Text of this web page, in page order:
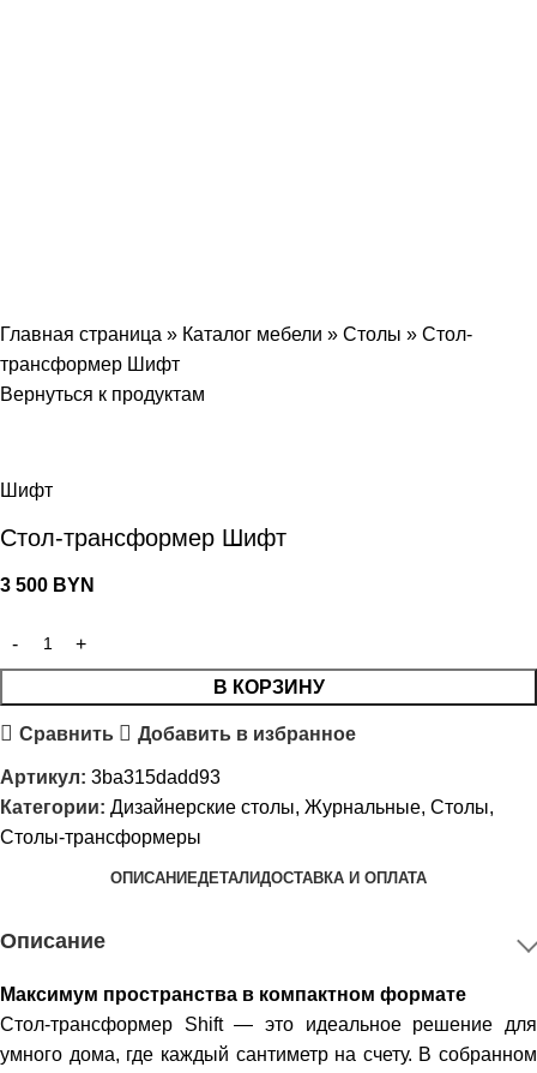
Главная страница » Каталог мебели » Столы » Стол-
трансформер Шифт
Вернуться к продуктам
Шифт
Стол-трансформер Шифт
3 500 BYN
В КОРЗИНУ
Сравнить Добавить в избранное
Артикул: 3ba315dadd93
Категории: Дизайнерские столы, Журнальные, Столы,
Столы-трансформеры
ОПИСАНИЕДЕТАЛИДОСТАВКА И ОПЛАТА
Описание
Максимум пространства в компактном формате
Стол-трансформер Shift — это идеальное решение для
умного дома, где каждый сантиметр на счету. В собранном